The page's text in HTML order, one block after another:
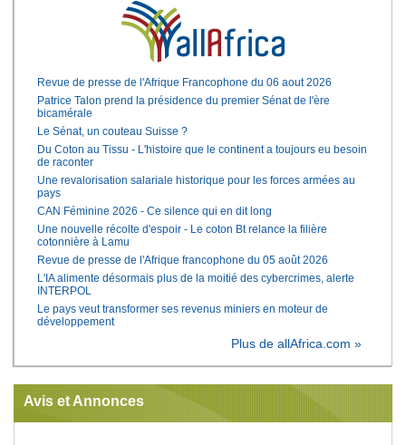
Revue de presse de l'Afrique Francophone du 06 aout 2026
Patrice Talon prend la présidence du premier Sénat de l'ère
bicamérale
Le Sénat, un couteau Suisse ?
Du Coton au Tissu - L'histoire que le continent a toujours eu besoin
de raconter
Une revalorisation salariale historique pour les forces armées au
pays
CAN Féminine 2026 - Ce silence qui en dit long
Une nouvelle récolte d'espoir - Le coton Bt relance la filière
cotonnière à Lamu
Revue de presse de l'Afrique francophone du 05 août 2026
L'IA alimente désormais plus de la moitié des cybercrimes, alerte
INTERPOL
Le pays veut transformer ses revenus miniers en moteur de
développement
Plus de allAfrica.com »
Avis et Annonces